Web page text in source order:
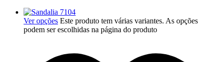
Ver opções Este produto tem várias variantes. As opções
podem ser escolhidas na página do produto